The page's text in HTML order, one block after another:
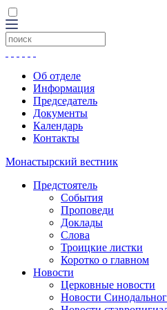
Об отделе
Информация
Председатель
Документы
Календарь
Контакты
Монастырский вестник
Предстоятель
События
Проповеди
Доклады
Слова
Троицкие листки
Коротко о главном
Новости
Церковные новости
Новости